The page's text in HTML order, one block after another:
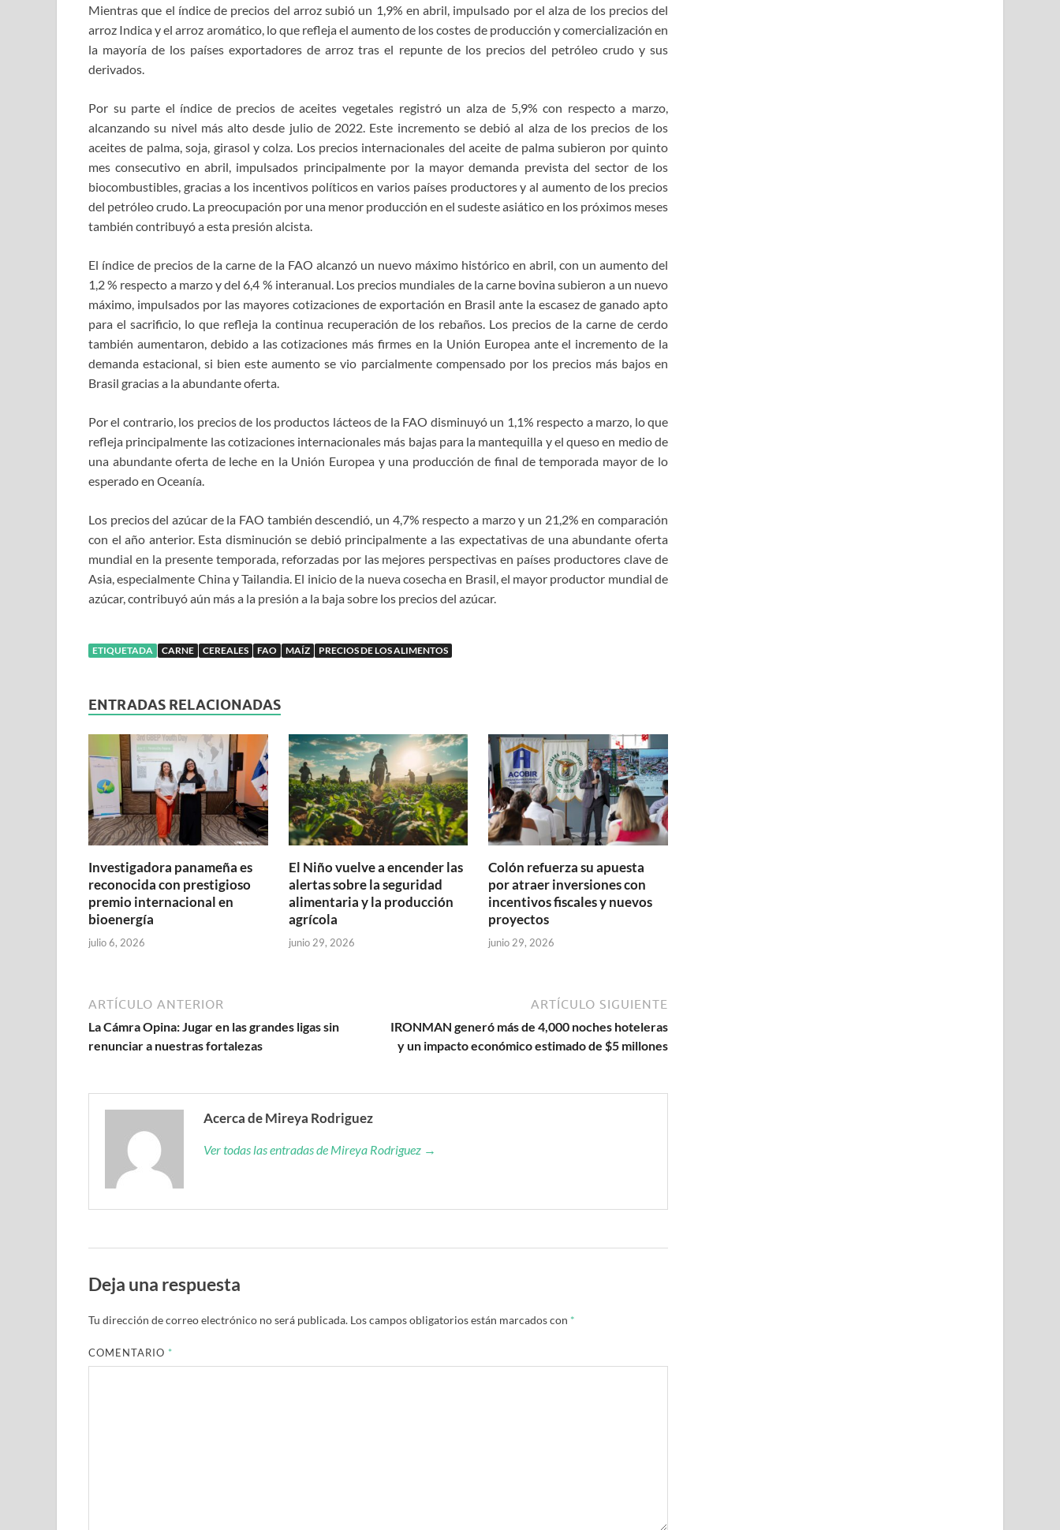
Mientras que el índice de precios del arroz subió un 1,9% en abril, impulsado por el alza de los precios del
arroz Indica y el arroz aromático, lo que refleja el aumento de los costes de producción y comercialización en
la mayoría de los países exportadores de arroz tras el repunte de los precios del petróleo crudo y sus
derivados.
Por su parte el índice de precios de aceites vegetales registró un alza de 5,9% con respecto a marzo,
alcanzando su nivel más alto desde julio de 2022. Este incremento se debió al alza de los precios de los
aceites de palma, soja, girasol y colza. Los precios internacionales del aceite de palma subieron por quinto
mes consecutivo en abril, impulsados ​​principalmente por la mayor demanda prevista del sector de los
biocombustibles, gracias a los incentivos políticos en varios países productores y al aumento de los precios
del petróleo crudo. La preocupación por una menor producción en el sudeste asiático en los próximos meses
también contribuyó a esta presión alcista.
El índice de precios de la carne de la FAO alcanzó un nuevo máximo histórico en abril, con un aumento del
1,2 % respecto a marzo y del 6,4 % interanual. Los precios mundiales de la carne bovina subieron a un nuevo
máximo, impulsados ​​por las mayores cotizaciones de exportación en Brasil ante la escasez de ganado apto
para el sacrificio, lo que refleja la continua recuperación de los rebaños. Los precios de la carne de cerdo
también aumentaron, debido a las cotizaciones más firmes en la Unión Europea ante el incremento de la
demanda estacional, si bien este aumento se vio parcialmente compensado por los precios más bajos en
Brasil gracias a la abundante oferta.
Por el contrario, los precios de los productos lácteos de la FAO disminuyó un 1,1% respecto a marzo, lo que
refleja principalmente las cotizaciones internacionales más bajas para la mantequilla y el queso en medio de
una abundante oferta de leche en la Unión Europea y una producción de final de temporada mayor de lo
esperado en Oceanía.
Los precios del azúcar de la FAO también descendió, un 4,7% respecto a marzo y un 21,2% en comparación
con el año anterior. Esta disminución se debió principalmente a las expectativas de una abundante oferta
mundial en la presente temporada, reforzadas por las mejores perspectivas en países productores clave de
Asia, especialmente China y Tailandia. El inicio de la nueva cosecha en Brasil, el mayor productor mundial de
azúcar, contribuyó aún más a la presión a la baja sobre los precios del azúcar.
ETIQUETADA CARNE CEREALES FAO MAÍZ PRECIOS DE LOS ALIMENTOS
ENTRADAS RELACIONADAS
Investigadora panameña es
reconocida con prestigioso
premio internacional en
bioenergía
julio 6, 2026
El Niño vuelve a encender las
alertas sobre la seguridad
alimentaria y la producción
agrícola
junio 29, 2026
Colón refuerza su apuesta
por atraer inversiones con
incentivos fiscales y nuevos
proyectos
junio 29, 2026
ARTÍCULO ANTERIOR
La Cámra Opina: Jugar en las grandes ligas sin
renunciar a nuestras fortalezas
ARTÍCULO SIGUIENTE
IRONMAN generó más de 4,000 noches hoteleras
y un impacto económico estimado de $5 millones
Acerca de Mireya Rodriguez
Ver todas las entradas de Mireya Rodriguez →
Deja una respuesta
Tu dirección de correo electrónico no será publicada. Los campos obligatorios están marcados con *
COMENTARIO *